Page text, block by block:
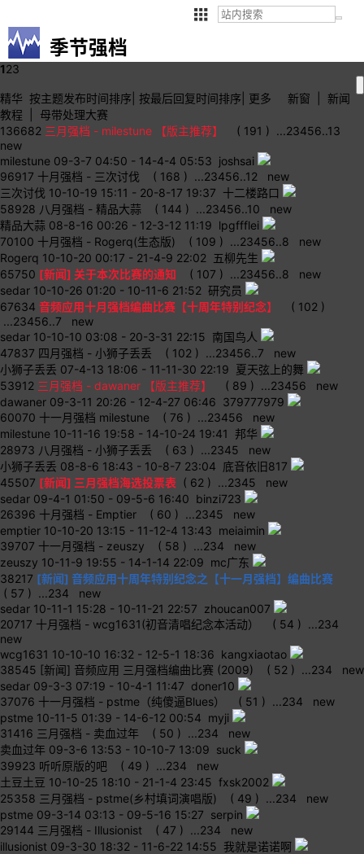
季节强档
123
精华 按主题发布时间排序 按最后回复时间排序 更多 新窗
新闻
教程
母带处理大赛
136682 三月强档 - milestune 【版主推荐】 ( 191 ) ...23456..13
new
milestune 09-3-7 04:50 - 14-4-4 05:53 joshsai
96917 十月强档 - 三次讨伐 ( 168 ) ...23456..12
new
三次讨伐 10-10-19 15:11 - 20-8-17 19:37 十二楼路口
58928 八月强档 - 精品大蒜 ( 144 ) ...23456..10
new
精品大蒜 08-8-16 00:26 - 12-3-12 11:19 lpgffflei
70100 十月强档 - Rogerq(生态版) ( 109 ) ...23456..8
new
Rogerq 10-10-20 00:17 - 21-4-9 22:02 五柳先生
65750 [新闻] 关于本次比赛的通知 ( 107 ) ...23456..8
new
sedar 10-10-26 01:20 - 10-11-6 21:52 研究员
67634 音频应用十月强档编曲比赛【十周年特别纪念】
( 102 )
...23456..7
new
sedar 10-10-10 03:08 - 20-3-31 22:15 南国鸟人
47837 四月强档 - 小狮子丢丢 ( 102 ) ...23456..7
new
小狮子丢丢 07-4-13 18:06 - 11-11-30 22:19 夏天弦上的舞
53912 三月强档 - dawaner 【版主推荐】 ( 89 ) ...23456
new
dawaner 09-3-11 20:26 - 12-4-27 06:46 379777979
60070 十一月强档 milestune ( 76 ) ...23456
new
milestune 10-11-16 19:58 - 14-10-24 19:41 邦华
28973 八月强档 - 小狮子丢丢 ( 63 ) ...2345
new
小狮子丢丢 08-8-6 18:43 - 10-8-7 23:04 底音依旧817
45507 [新闻] 三月强档海选投票表 ( 62 ) ...2345
new
sedar 09-4-1 01:50 - 09-5-6 16:40 binzi723
26396 十月强档 - Emptier ( 60 ) ...2345
new
emptier 10-10-20 13:15 - 11-12-4 13:43 meiaimin
39707 十一月强档 - zeuszy ( 58 ) ...234
new
zeuszy 10-11-9 19:55 - 14-1-14 22:09 mc广东
38217 [新闻] 音频应用十周年特别纪念之【十一月强档】编曲比赛
( 57 ) ...234
new
sedar 10-11-1 15:28 - 10-11-21 22:57 zhoucan007
20717 十月强档 - wcg1631(初音清唱纪念本活动） ( 54 ) ...234
new
wcg1631 10-10-10 16:32 - 12-5-1 18:36 kangxiaotao
38545 [新闻] 音频应用 三月强档编曲比赛 (2009) ( 52 ) ...234
new
sedar 09-3-3 07:19 - 10-4-1 11:47 doner10
37076 十一月强档 - pstme（纯傻逼Blues） ( 51 ) ...234
new
pstme 10-11-5 01:39 - 14-6-12 00:54 myji
31416 三月强档 - 卖血过年 ( 50 ) ...234
new
卖血过年 09-3-6 13:53 - 10-10-7 13:09 suck
39923 听听原版的吧 ( 49 ) ...234
new
土豆土豆 10-10-25 18:10 - 21-1-4 23:45 fxsk2002
25358 三月强档 - pstme(乡村填词演唱版) ( 49 ) ...234
new
pstme 09-3-14 03:13 - 09-5-16 15:27 serpin
29144 三月强档 - Illusionist ( 47 ) ...234
new
illusionist 09-3-30 18:32 - 11-6-22 14:55 我就是诺诺啊